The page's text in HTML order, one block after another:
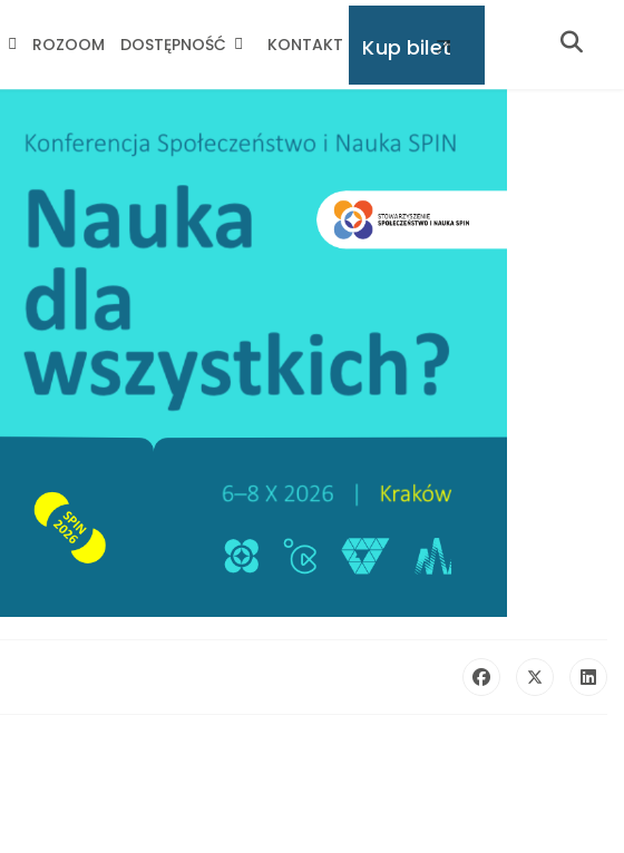
ROZOOM DOSTĘPNOŚĆ KONTAKT Kup bilet